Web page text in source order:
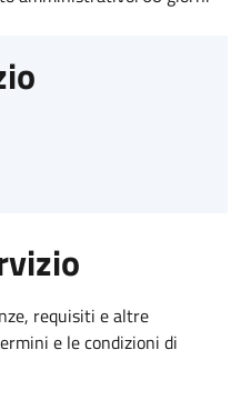
requisiti e altre
e le condizioni di